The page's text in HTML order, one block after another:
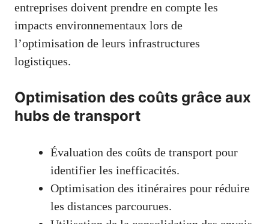
entreprises doivent prendre en compte les
impacts environnementaux lors de
l’optimisation de leurs infrastructures
logistiques.
Optimisation des coûts grâce aux
hubs de transport
Évaluation des coûts de transport pour
identifier les inefficacités.
Optimisation des itinéraires pour réduire
les distances parcourues.